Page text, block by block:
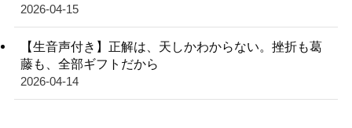
2026-04-15
【生音声付き】正解は、天しかわからない。挫折も葛
藤も、全部ギフトだから
2026-04-14